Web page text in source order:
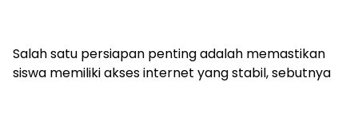
Salah satu persiapan penting adalah memastikan
siswa memiliki akses internet yang stabil, sebutnya